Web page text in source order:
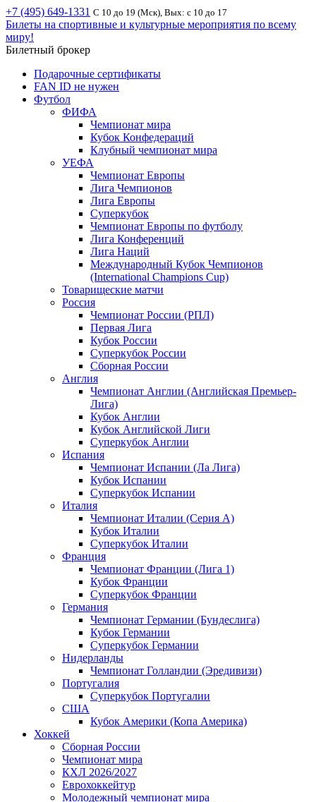
+7 (495) 649-1331 С 10 до 19 (Мск), Вых: с 10 до 17
Билеты на спортивные и культурные мероприятия по всему
миру!
Билетный брокер
Подарочные сертификаты
FAN ID не нужен
Футбол
ФИФА
Чемпионат мира
Кубок Конфедераций
Клубный чемпионат мира
УЕФА
Чемпионат Европы
Лига Чемпионов
Лига Европы
Суперкубок
Чемпионат Европы по футболу
Лига Конференций
Лига Наций
Международный Кубок Чемпионов
(International Champions Cup)
Товарищеские матчи
Россия
Чемпионат России (РПЛ)
Первая Лига
Кубок России
Суперкубок России
Сборная России
Англия
Чемпионат Англии (Английская Премьер-
Лига)
Кубок Англии
Кубок Английской Лиги
Суперкубок Англии
Испания
Чемпионат Испании (Ла Лига)
Кубок Испании
Суперкубок Испании
Италия
Чемпионат Италии (Серия А)
Кубок Италии
Суперкубок Италии
Франция
Чемпионат Франции (Лига 1)
Кубок Франции
Суперкубок Франции
Германия
Чемпионат Германии (Бундеслига)
Кубок Германии
Суперкубок Германии
Нидерланды
Чемпионат Голландии (Эредивизи)
Португалия
Суперкубок Португалии
США
Кубок Америки (Копа Америка)
Хоккей
Сборная России
Чемпионат мира
КХЛ 2026/2027
Еврохоккейтур
Молодежный чемпионат мира